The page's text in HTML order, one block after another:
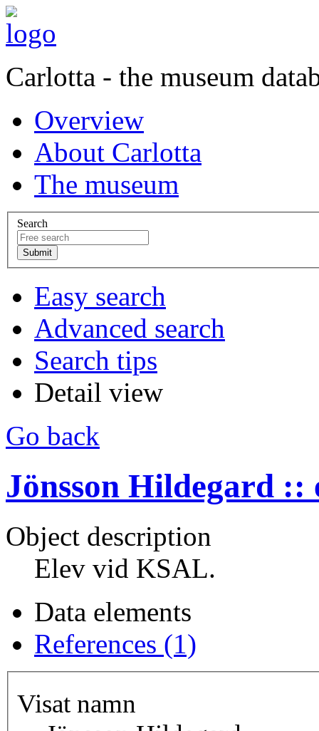
Carlotta - the museum
Overview
About Carlotta
The museum
Search
Easy search
Advanced search
Search tips
Detail view
Go back
Jönsson Hildegard ::
Object description
Elev vid KSAL.
Data elements
References (1)
Visat namn